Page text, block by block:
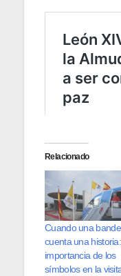
Relacionado
Cuando una
cuenta una
importancia de los
símbolos en la